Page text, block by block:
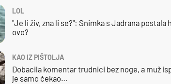
LOL
"Je li živ, zna li se?": Snimka s Jadrana postala
ovo?
KAO IZ PIŠTOLJA
Dobacila komentar trudnici bez noge, a muž
je samo čekao…